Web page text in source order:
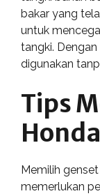
bakar yang
untuk
tangki.
digunakan
Tips
Memilih
memerlukan